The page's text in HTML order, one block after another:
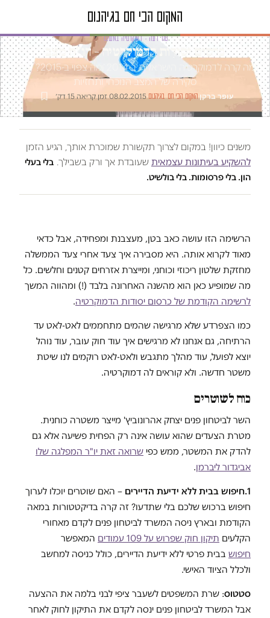
טור דעה · דמוקרטיה במשבר
כרסום יסודות הדמוקרטיה – דו"ח מצב
מה קרה לדמוקרטיה הישראלית ב-2014 ומה צפוי ב-2015? קבלו
סקירה של המצב הנוכחי ותחזיות
עופר ברקן·המקום הכי חם בגיהנום·
08.02.2015
·זמן קריאה 15 דק׳
משנים כיוון! במקום לצרוך תקשורת שמוכרת אותך, הגיע הזמן
להשקיע בעיתונות עצמאית שעובדת אך ורק בשבילך. בלי בעלי
הון. בלי פרסומות. בלי בולשיט.
הרשימה הזו עושה כאב בטן, מעצבנת ומפחידה, אבל כדאי
מאוד לקרוא אותה. היא מסבירה איך צעד אחרי צעד הממשלה
מחזקת שלטון ריכוזי וכוחני, ומייצרת אזרחים קטנים וחלשים. כל
מה שמופיע כאן הוא מהשנה האחרונה בלבד (!) ומהווה המשך
לרשימה הקודמת של כרסום יסודות הדמוקרטיה.
כמו הצפרדע שלא מרגישה שהמים מתחממים לאט-לאט עד
הרתיחה, גם אנחנו לא מרגישים איך עוד חוק עובר, עוד נוהל
יוצא לפועל, עוד מהלך מתגבש ולאט-לאט רוקמים לנו שיטת
משטר חדשה. ולא קוראים לה דמוקרטיה.
כוח לשוטרים
השר לביטחון פנים יצחק אהרונוביץ' מייצר משטרה כוחנית.
מטרת הצעדים שהוא עושה אינה רק הפחית פשיעה אלא גם
להדק את המשטר, ממש כפי שרואה זאת יו"ר המפלגה שלו
אביגדור ליברמן.
1. חיפוש בבית ללא ידיעת הדיירים – האם שוטרים יוכלו לערוך
חיפוש ברכוש שלכם בלי שתדעו? זה קרה בדיקטטורות במאה
הקודמת ובארץ ניסה המשרד לביטחון פנים לקדם מאחורי
הקלעים תיקון חוק שפרוש על 109 עמודים
המאפשר
חיפוש בבית פרטי ללא ידיעת הדיירים, כולל כניסה למחשב
ולכלל הציוד האישי.
סטטוס: שרת המשפטים לשעבר ציפי לבני בלמה את ההצעה
אבל המשרד לביטחון פנים ינסה לקדם את התיקון לחוק לאחר